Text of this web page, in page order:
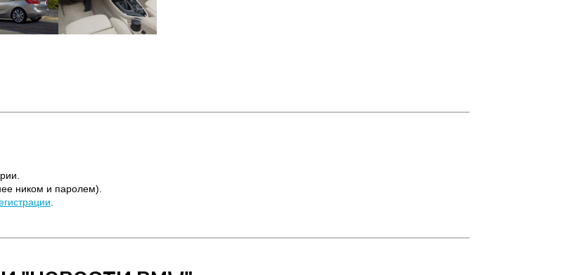
ником и паролем).